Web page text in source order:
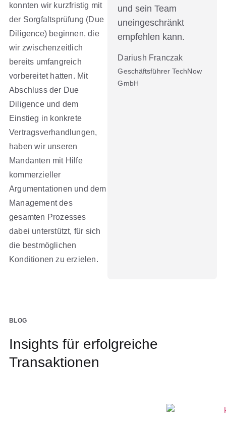
konnten wir kurzfristig mit
der Sorgfaltsprüfung (Due
Diligence) beginnen, die
wir zwischenzeitlich
bereits umfangreich
vorbereitet hatten. Mit
Abschluss der Due
Diligence und dem
Einstieg in konkrete
Vertragsverhandlungen,
haben wir unseren
Mandanten mit Hilfe
kommerzieller
Argumentationen und dem
Management des
gesamten Prozesses
dabei unterstützt, für sich
die bestmöglichen
Konditionen zu erzielen.
und sein Team
uneingeschränkt
empfehlen kann.
Dariush Franczak
Geschäftsführer TechNow
GmbH
BLOG
Insights für erfolgreiche
Transaktionen